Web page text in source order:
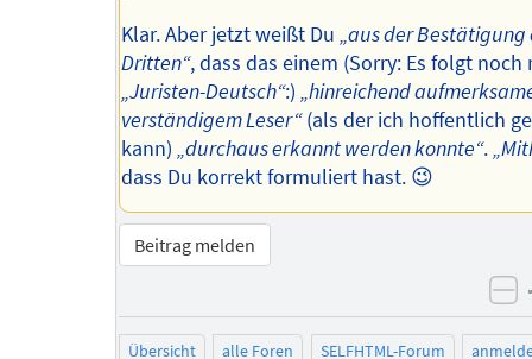
Klar. Aber jetzt weißt Du„aus der Bestätigung
Dritten“, dass das einem (Sorry: Es folgt noch
„Juristen-Deutsch“:)„hinreichend
verständigem Leser“(als der ich hoffentlich
kann)„durchaus erkannt werden konnte“.
dass Du korrekt formuliert hast. 😉
Beitrag melden
Übersicht alle Foren SELFHTML-Forum